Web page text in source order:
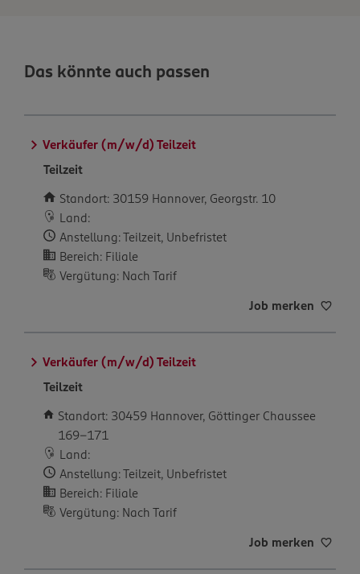
Das könnte auch passen
Verkäufer (m/w/d) Teilzeit
Teilzeit
Standort: 30159 Hannover, Georgstr. 10
Land:
Anstellung: Teilzeit, Unbefristet
Bereich: Filiale
Vergütung: Nach Tarif
Job merken
Verkäufer (m/w/d) Teilzeit
Teilzeit
Standort: 30459 Hannover, Göttinger Chaussee
169-171
Land:
Anstellung: Teilzeit, Unbefristet
Bereich: Filiale
Vergütung: Nach Tarif
Job merken